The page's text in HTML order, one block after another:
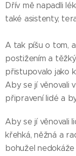
Dřív mě napadli
také asistenty,
A tak píšu o tom,
postižením a
přistupovalo jako
Aby se jí věnovali
připravení lidé a
Aby se jí věnovali
křehká, něžná a
bohužel